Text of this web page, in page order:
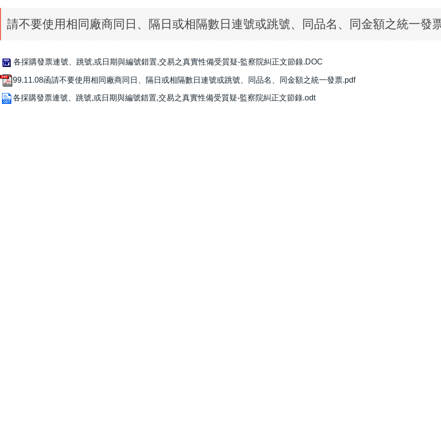
請不要使用相同廠商同日、隔日或相隔數日連號或跳號、同品名、同金額之統一發
各採購發票連號、跳號,或日期與編號錯置,交易之真實性備受質疑-監察院糾正文節錄.DOC
99.11.08函請不要使用相同廠商同日、隔日或相隔數日連號或跳號、同品名、同金額之統一發票.pdf
各採購發票連號、跳號,或日期與編號錯置,交易之真實性備受質疑-監察院糾正文節錄.odt